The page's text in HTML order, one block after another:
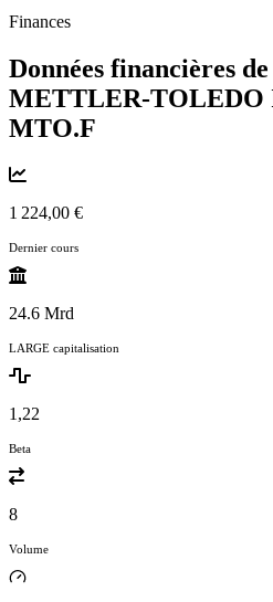
Finances
Données financières
METTLER-TOLEDO
MTO.F
1 224,00 €
Dernier cours
24.6 Mrd
LARGE capitalisation
1,22
Beta
8
Volume